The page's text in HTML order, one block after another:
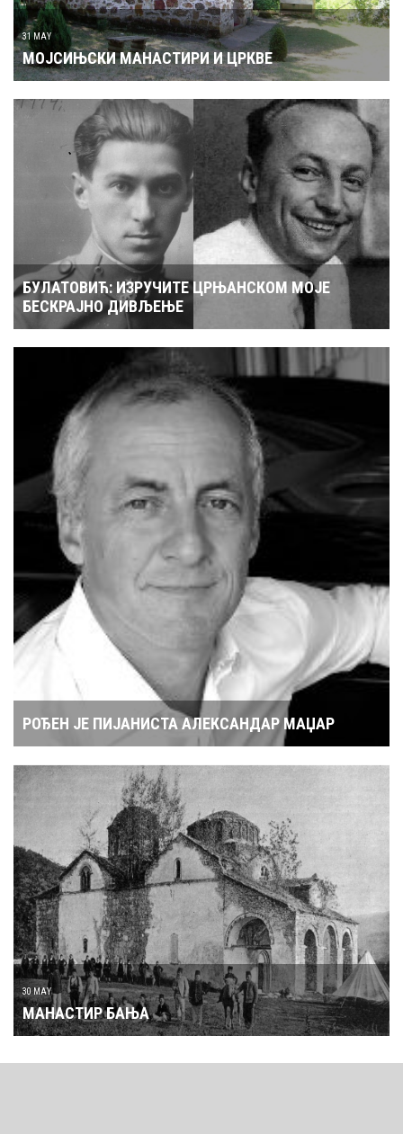
31 MAY
МОЈСИЊСКИ МАНАСТИРИ И ЦРКВЕ
БУЛАТОВИЋ: ИЗРУЧИТЕ ЦРЊАНСКОМ МОЈЕ
БЕСКРАЈНО ДИВЉЕЊЕ
РОЂЕН ЈЕ ПИЈАНИСТА АЛЕКСАНДАР МАЏАР
30 MAY
МАНАСТИР БАЊА